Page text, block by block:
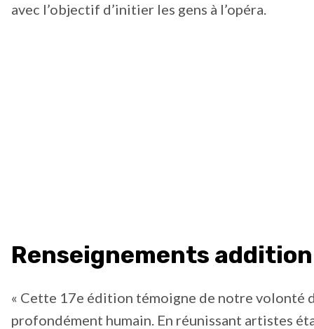
avec l’objectif d’initier les gens à l’opéra.
Renseignements
« Cette 17e édition témoigne de notre volonté
profondément humain. En réunissant artistes